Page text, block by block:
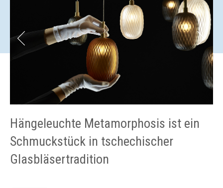
R r
Hängeleuchte Metamorphosis ist ein
Schmuckstück in tschechischer
Glasbläsertradition